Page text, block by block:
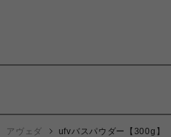
アヴェダ ufvバスパウダー【300g】